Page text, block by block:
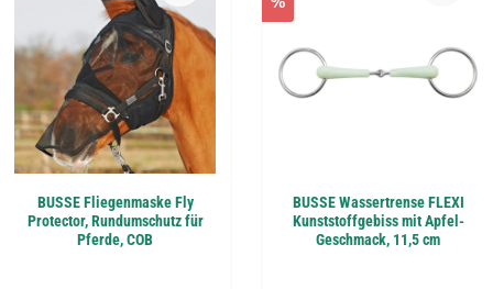
BUSSE Fliegenmaske Fly
Protector, Rundumschutz für
Pferde, COB
BUSSE Wassertrense FLEXI
Kunststoffgebiss mit Apfel-
Geschmack, 11,5 cm